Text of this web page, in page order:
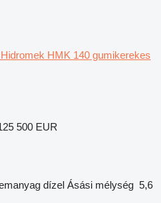
HMK 140 gumikerekes
500 EUR
dízel Ásási mélység 5,6